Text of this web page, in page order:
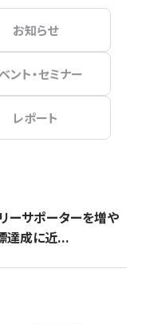
お知らせ
ント・セミナー
レポート
リーサポーターを増や
達成に近...